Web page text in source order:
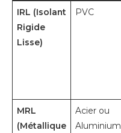
IRL (Isolant
Rigide
Lisse)
PVC
MRL
(Métallique
Acier ou
Aluminium